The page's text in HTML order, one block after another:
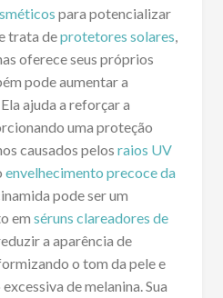
para potencializar
trata deprotetores solares
oferece seus próprios
pode aumentar a
ajuda a reforçar a
uma proteção
causados pelos raios UV
envelhecimento precoce da
pode ser um
em séruns clareadores de
a aparência de
o tom da pele e
de melanina. Sua